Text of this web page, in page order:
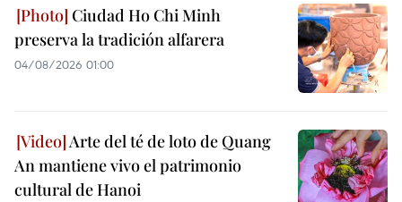
Ciudad Ho Chi Minh
preserva la tradición alfarera
04/08/2026 01:00
Arte del té de loto de Quang
An mantiene vivo el patrimonio
cultural de Hanoi